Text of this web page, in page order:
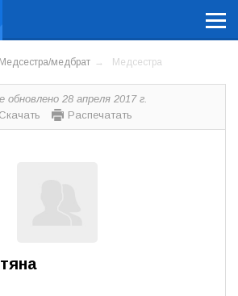
Медсестра/медбрат Медсестра
обновлено 28 апреля 2017 г.
Скачать
Распечатать